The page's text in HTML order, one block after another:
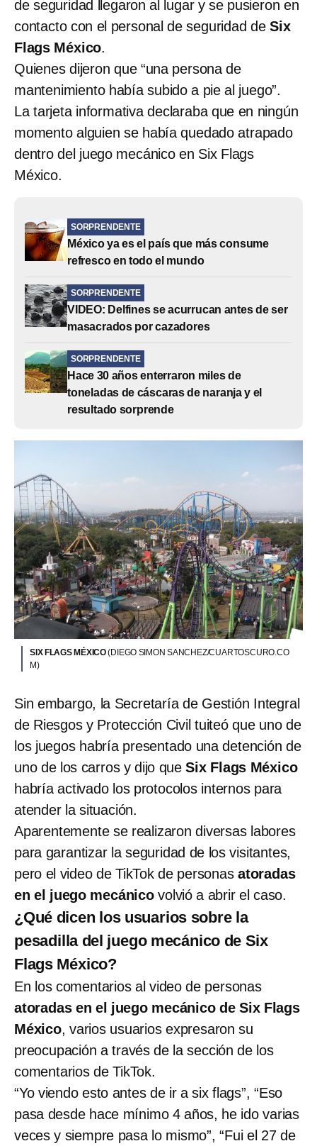
de seguridad llegaron al lugar y se pusieron en
contacto con el personal de seguridad de Six
Flags México.
Quienes dijeron que “una persona de
mantenimiento había subido a pie al juego”.
La tarjeta informativa declaraba que en ningún
momento alguien se había quedado atrapado
dentro del juego mecánico en Six Flags
México.
SORPRENDENTE
México ya es el país que más consume
refresco en todo el mundo
SORPRENDENTE
VIDEO: Delfines se acurrucan antes de ser
masacrados por cazadores
SORPRENDENTE
Hace 30 años enterraron miles de
toneladas de cáscaras de naranja y el
resultado sorprende
SIX FLAGS MÉXICO(DIEGO SIMON SANCHEZ/CUARTOSCURO.CO
M)
Sin embargo, la Secretaría de Gestión Integral
de Riesgos y Protección Civil tuiteó que uno de
los juegos habría presentado una detención de
uno de los carros y dijo queSix Flags México
habría activado los protocolos internos para
atender la situación.
Aparentemente se realizaron diversas labores
para garantizar la seguridad de los visitantes,
pero el video de TikTok de personas atoradas
en el juego mecánicovolvió a abrir el caso.
¿Qué dicen los usuarios sobre la
pesadilla del juego mecánico de Six
Flags México?
En los comentarios al video de personas
atoradas en el juego mecánico de Six Flags
México, varios usuarios expresaron su
preocupación a través de la sección de los
comentarios de TikTok.
“Yo viendo esto antes de ir a six flags”, “Eso
pasa desde hace mínimo 4 años, he ido varias
veces y siempre pasa lo mismo”, “Fui el 27 de